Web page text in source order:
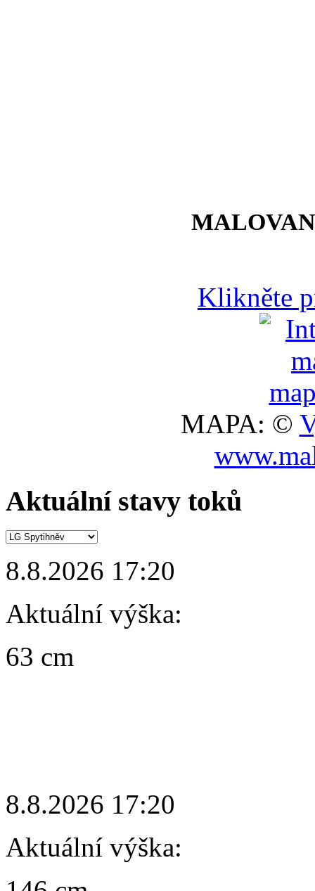
Klikněte
MAPA: ©
Aktuální stavy toků
8.8.2026 17:20
Aktuální výška:
63 cm
8.8.2026 17:20
Aktuální výška: